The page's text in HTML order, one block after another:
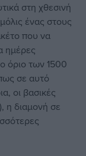
στη χθεσινή
ένας στους
που να
ημέρες
όριο των 1500
σε αυτό
οι βασικές
η διαμονή σε